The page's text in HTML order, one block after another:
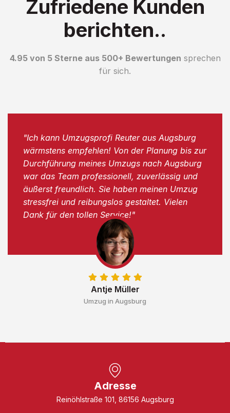
Zufriedene Kunden
berichten..
4.95 von 5 Sterne aus 500+ Bewertungen sprechen
für sich.
Antje Müller
Umzug in Augsburg
"Ich kann Umzugsprofi Reuter aus Augsburg
wärmstens empfehlen! Von der Planung bis zur
Durchführung meines Umzugs nach Augsburg
war das Team professionell, zuverlässig und
äußerst freundlich. Sie haben meinen Umzug
stressfrei und reibungslos gestaltet. Vielen
Dank für den tollen Service!"
Adresse
Reinöhlstraße 101, 86156 Augsburg